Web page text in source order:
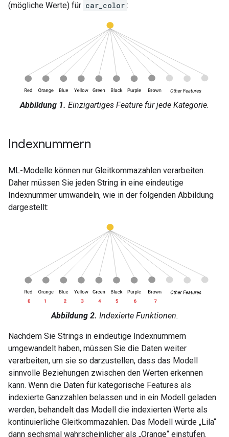
(mögliche Werte) für car_color :
Abbildung 1. Einzigartiges Feature für jede Kategorie.
Indexnummern
ML-Modelle können nur Gleitkommazahlen verarbeiten.
Daher müssen Sie jeden String in eine eindeutige
Indexnummer umwandeln, wie in der folgenden Abbildung
dargestellt:
Abbildung 2. Indexierte Funktionen.
Nachdem Sie Strings in eindeutige Indexnummern
umgewandelt haben, müssen Sie die Daten weiter
verarbeiten, um sie so darzustellen, dass das Modell
sinnvolle Beziehungen zwischen den Werten erkennen
kann. Wenn die Daten für kategorische Features als
indexierte Ganzzahlen belassen und in ein Modell geladen
werden, behandelt das Modell die indexierten Werte als
kontinuierliche Gleitkommazahlen. Das Modell würde „Lila“
dann sechsmal wahrscheinlicher als „Orange“ einstufen.